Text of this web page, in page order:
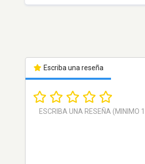
Escriba una reseña